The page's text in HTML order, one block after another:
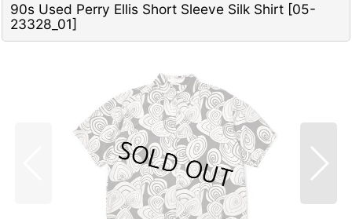
90s Used Perry Ellis Short Sleeve Silk Shirt [05-
23328_01]